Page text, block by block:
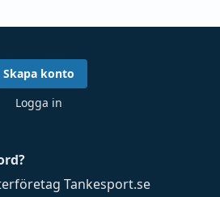
Tankesport.se
Skapa konto
Logga in